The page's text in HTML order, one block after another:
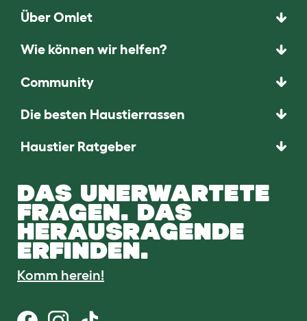
Über Omlet
Wie können wir helfen?
Community
Die besten Haustierrassen
Haustier Ratgeber
DAS UNERWARTETE
FRAGEN. DAS
HERAUSRAGENDE
ERFINDEN.
Komm herein!